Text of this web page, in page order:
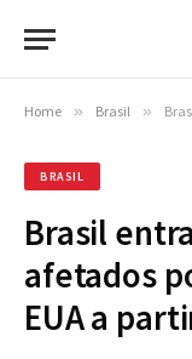
Home » Brasil » Brasil
BRASIL
Brasil
afetados
EUA a